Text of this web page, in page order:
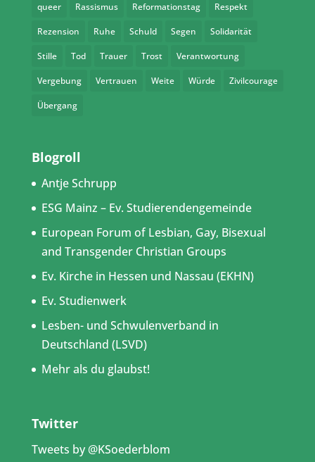
queer Rassismus Reformationstag Respekt
Rezension Ruhe Schuld Segen Solidarität
Stille Tod Trauer Trost Verantwortung
Vergebung Vertrauen Weite Würde Zivilcourage
Übergang
Blogroll
Antje Schrupp
ESG Mainz – Ev. Studierendengemeinde
European Forum of Lesbian, Gay, Bisexual
and Transgender Christian Groups
Ev. Kirche in Hessen und Nassau (EKHN)
Ev. Studienwerk
Lesben- und Schwulenverband in
Deutschland (LSVD)
Mehr als du glaubst!
Twitter
Tweets by @KSoederblom